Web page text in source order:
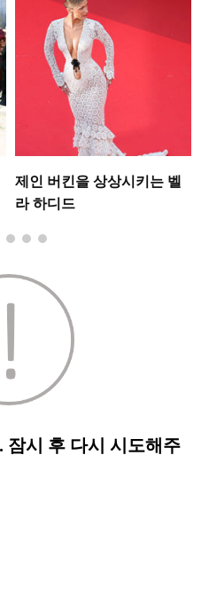
제인 버킨을 상상시키는 벨
라 하디드